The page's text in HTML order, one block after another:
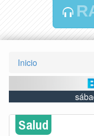
Inicio
Salud